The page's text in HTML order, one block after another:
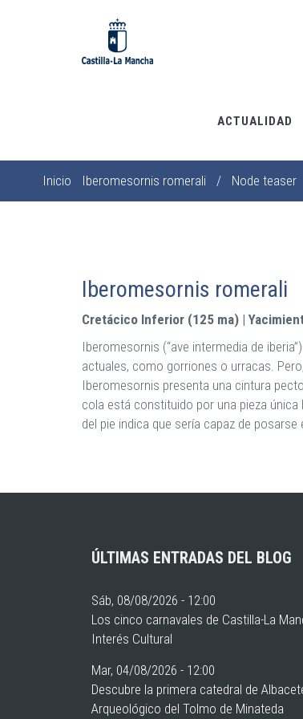
ACTUALIDAD
Sobrescribir
navegación
Inicio Iberomesornis romerali / Node teaser
Iberomesornis romerali
Cretácico Inferior (125 ma) |
Iberomesornis (“ave intermedia de
actuales, como gorriones o urracas.
Iberomesornis presenta una cintura
cola está constituido por una pieza
del pie indica que sería capaz de
ÚLTIMAS ENTRADAS DEL BLOG
Sáb, 08/08/2026 - 12:00
Los cinco carnavales de Castilla-La
Interés Cultural
Mar, 04/08/2026 - 12:00
Descubre la primera catedral de
Arqueológico del Tolmo de Minateda